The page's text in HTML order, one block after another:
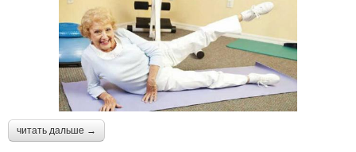
читать дальше →